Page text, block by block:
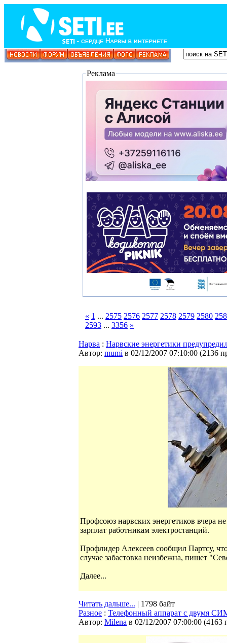
Реклама
« 1 ... 2575 2576 2577 2578 2579 2580
2593 ... 3356 »
Нарва : Нарвские энергетики
Автор: mumi в 02/12/2007 07:10:00 (2136
Профсоюз нарвских энергетиков вчера
зарплат работникам электростанций.
Профлидер Алексеев сообщил Партсу,
случае забастовка неизбежна, пишет
Далее...
Читать дальше... | 1798 байт
Разное : Телефонный аппарат с двумя
Автор: Milena в 02/12/2007 07:00:00 (4163